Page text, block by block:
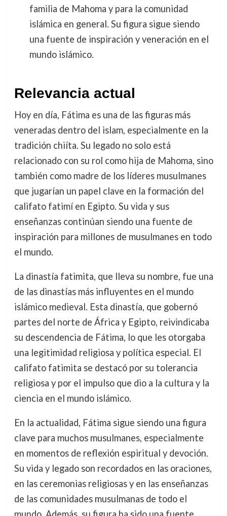
familia de Mahoma y para la comunidad
islámica en general. Su figura sigue siendo
una fuente de inspiración y veneración en el
mundo islámico.
Relevancia actual
Hoy en día, Fátima es una de las figuras más
veneradas dentro del islam, especialmente en la
tradición chiíta. Su legado no solo está
relacionado con su rol como hija de Mahoma, sino
también como madre de los líderes musulmanes
que jugarían un papel clave en la formación del
califato fatimí en Egipto. Su vida y sus
enseñanzas continúan siendo una fuente de
inspiración para millones de musulmanes en todo
el mundo.
La dinastía fatimita, que lleva su nombre, fue una
de las dinastías más influyentes en el mundo
islámico medieval. Esta dinastía, que gobernó
partes del norte de África y Egipto, reivindicaba
su descendencia de Fátima, lo que les otorgaba
una legitimidad religiosa y política especial. El
califato fatimita se destacó por su tolerancia
religiosa y por el impulso que dio a la cultura y la
ciencia en el mundo islámico.
En la actualidad, Fátima sigue siendo una figura
clave para muchos musulmanes, especialmente
en momentos de reflexión espiritual y devoción.
Su vida y legado son recordados en las oraciones,
en las ceremonias religiosas y en las enseñanzas
de las comunidades musulmanas de todo el